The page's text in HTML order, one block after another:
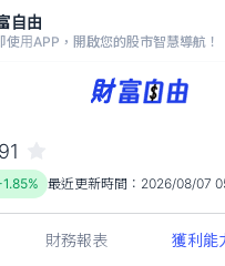
自由
使用APP，開啟您的股市智慧導航！
21.20
-1.85%
最近更新時間： 2026/08/07
財務報表 獲利能